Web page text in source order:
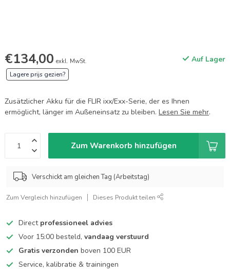
€134,00 exkl. MwSt. Auf Lager
Lagere prijs gezien?
Zusätzlicher Akku für die FLIR ixx/Exx-Serie, der es Ihnen
ermöglicht, länger im Außeneinsatz zu bleiben. Lesen Sie mehr.
Zum Warenkorb hinzufügen
Verschickt am gleichen Tag (Arbeitstag)
Zum Vergleich hinzufügen Dieses Produkt teilen
Direct professioneel advies
Voor 15:00 besteld, vandaag verstuurd
Gratis verzonden boven 100 EUR
Service, kalibratie & trainingen